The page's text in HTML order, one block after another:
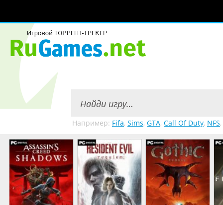
Например: Fifa, Sims, GTA, Call Of Duty, NFS,